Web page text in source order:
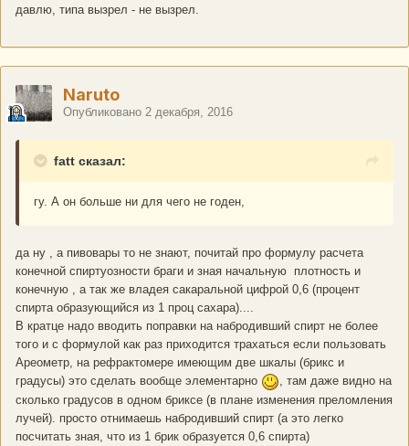
давлю, типа вызрел - не вызрел.
Naruto
Опубликовано 2 декабря, 2016
fatt сказал:
гу. А он больше ни для чего не годен,
да ну , а пивовары то не знают, почитай про формулу расчета
конечной спиртуозности браги и зная начальную плотность и
конечную , а так же владея сакаральной цифрой 0,6 (процент
спирта образующийся из 1 проц сахара)....
В кратце надо вводить поправки на набродивший спирт не более
того и с формулой как раз приходится трахаться если пользовать
Ареометр, на рефрактомере имеющим две шкалы (брикс и
градусы) это сделать вообще элементарно
, там даже видно на
сколько градусов в одном бриксе (в плане изменения преломления
лучей). просто отнимаешь набродивший спирт (а это легко
посчитать зная, что из 1 брик образуется 0,6 спирта)